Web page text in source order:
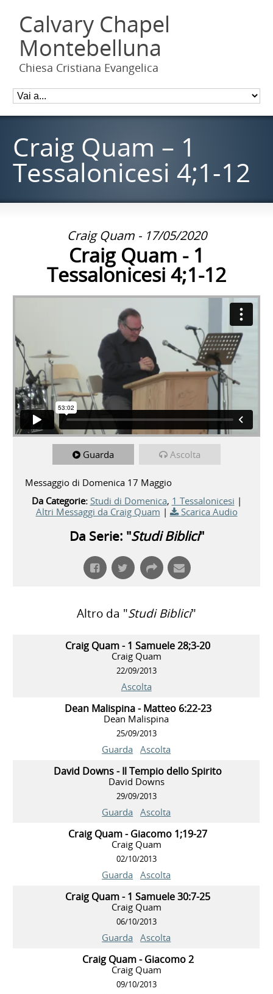
Calvary Chapel
Montebelluna
Chiesa Cristiana Evangelica
Craig Quam – 1
Tessalonicesi 4;1-12
Craig Quam - 17/05/2020
Craig Quam - 1
Tessalonicesi 4;1-12
Guarda Ascolta
Messaggio di Domenica 17 Maggio
Da Categorie: Studi di Domenica, 1 Tessalonicesi |
Altri Messaggi da Craig Quam | Scarica Audio
Da Serie: "Studi Biblici"
Altro da "Studi Biblici"
Craig Quam - 1 Samuele 28;3-20
Craig Quam
22/09/2013
Ascolta
Dean Malispina - Matteo 6:22-23
Dean Malispina
25/09/2013
Guarda Ascolta
David Downs - Il Tempio dello Spirito
David Downs
29/09/2013
Guarda Ascolta
Craig Quam - Giacomo 1;19-27
Craig Quam
02/10/2013
Guarda Ascolta
Craig Quam - 1 Samuele 30:7-25
Craig Quam
06/10/2013
Guarda Ascolta
Craig Quam - Giacomo 2
Craig Quam
09/10/2013